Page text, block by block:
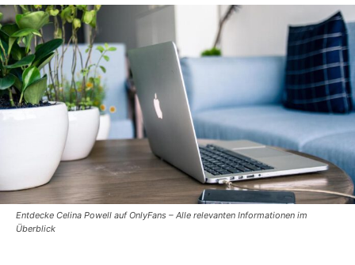
Entdecke Celina Powell auf OnlyFans – Alle relevanten Informationen im
Überblick